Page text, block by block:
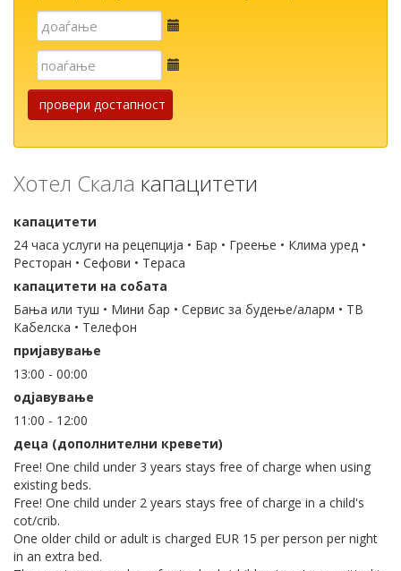
Е-
пошта
Е-
пошта
провери достапност
Хотел Скала капацитети
капацитети
24 часа услуги на рецепција • Бар • Греење • Клима уред •
Ресторан • Сефови • Тераса
капацитети на собата
Бања или туш • Мини бар • Сервис за будење/аларм • ТВ
Кабелска • Телефон
пријавување
13:00 - 00:00
одјавување
11:00 - 12:00
деца (дополнителни кревети)
Free! One child under 3 years stays free of charge when using
existing beds.
Free! One child under 2 years stays free of charge in a child's
cot/crib.
One older child or adult is charged EUR 15 per person per night
in an extra bed.